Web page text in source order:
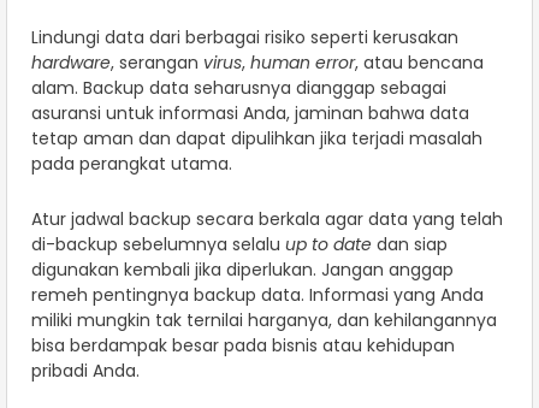
Lindungi data dari berbagai risiko seperti kerusakan
hardware, serangan virus, human error, atau bencana
alam. Backup data seharusnya dianggap sebagai
asuransi untuk informasi Anda, jaminan bahwa data
tetap aman dan dapat dipulihkan jika terjadi masalah
pada perangkat utama.
Atur jadwal backup secara berkala agar data yang telah
di-backup sebelumnya selalu up to date dan siap
digunakan kembali jika diperlukan. Jangan anggap
remeh pentingnya backup data. Informasi yang Anda
miliki mungkin tak ternilai harganya, dan kehilangannya
bisa berdampak besar pada bisnis atau kehidupan
pribadi Anda.